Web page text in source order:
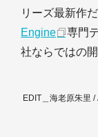
リーズ最新作
Engine
専門
社ならではの
EDIT＿海老原朱里